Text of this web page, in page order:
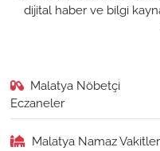
dijital haber ve bilgi
Malatya Nöbetçi
Eczaneler
Malatya Namaz